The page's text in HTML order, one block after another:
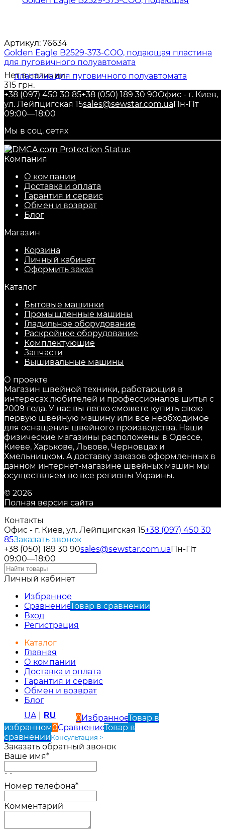
Артикул: 76634
Golden Eagle B2529-373-COO, подающая пластина
для пуговичного полуавтомата
Нет в наличии
315 грн.
+38 (097) 450 30 85+38 (050) 189 30 90Офис - г. Киев,
ул. Лейпцигская 15sales@sewstar.com.uaПн-Пт
09:00—18:00
Мы в соц. сетях
Компания
О компании
Доставка и оплата
Гарантия и сервис
Обмен и возврат
Блог
Магазин
Корзина
Личный кабинет
Оформить заказ
Каталог
Бытовые машинки
Промышленные машины
Гладильное оборудование
Раскройное оборудование
Комплектующие
Запчасти
Вышивальные машины
О проекте
Магазин швейной техники, работающий в
интересах любителей и профессионалов шитья с
2009 года. У нас вы легко сможете купить свою
первую швейную машину или все необходимое
для оснащения швейного производства. Наши
физические магазины расположены в Одессе,
Киеве, Харькове, Львове, Черновцах и
Хмельницком. А доставку заказов оформленных в
данном интернет-магазине швейных машин мы
осуществляем во все регионы Украины.
© 2026
Полная версия сайта
Контакты
Офис - г. Киев, ул. Лейпцигская 15+38 (097) 450 30
85Заказать звонок
+38 (050) 189 30 90sales@sewstar.com.uaПн-Пт
09:00—18:00
Личный кабинет
Избранное
СравнениеТовар в сравнении
Вход
Регистрация
Каталог
Главная
О компании
Доставка и оплата
Гарантия и сервис
Обмен и возврат
Блог
UA
RU 0ИзбранноеТовар в
избранном0СравнениеТовар в
сравненииКонсультация >
Заказать обратный звонок
Ваше имя*
``
Номер телефона*
Комментарий